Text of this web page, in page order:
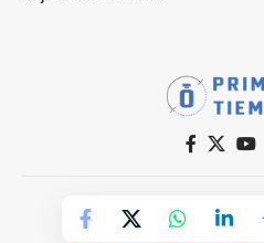
Powered by Primer